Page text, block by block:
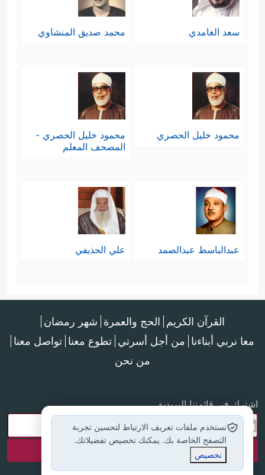
سعد الغامدي محمد صديق المنشاوي
محمود خليل الحصري
محمود خليل الحصري -
المصحف المعلم
عبدالباسط عبدالصمد علي الحذيفي
القرآن الكريم الحج والعمرة شهر رمضان
معا نربي أبناءنا من أجل أسرتي تطوع معنا تواصل معنا
من نحن
اشترك في قائمتنا البريدية
نستخدم ملفات تعريف الارتباط لتحسين تجربة
التصفح الخاصة بك. يمكنك تخصيص تفضيلاتك.
تخصيص